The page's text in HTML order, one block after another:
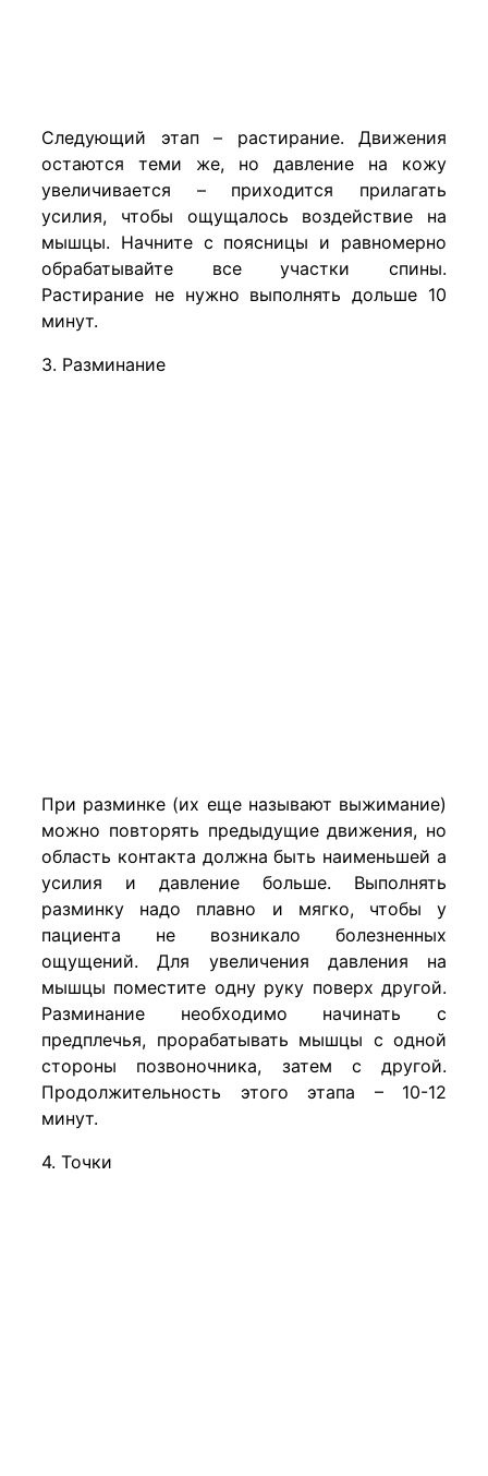
Следующий этап – растирание. Движения
остаются теми же, но давление на кожу
увеличивается – приходится прилагать
усилия, чтобы ощущалось воздействие на
мышцы. Начните с поясницы и равномерно
обрабатывайте все участки спины.
Растирание не нужно выполнять дольше 10
минут.
3. Разминание
При разминке (их еще называют выжимание)
можно повторять предыдущие движения, но
область контакта должна быть наименьшей а
усилия и давление больше. Выполнять
разминку надо плавно и мягко, чтобы у
пациента не возникало болезненных
ощущений. Для увеличения давления на
мышцы поместите одну руку поверх другой.
Разминание необходимо начинать с
предплечья, прорабатывать мышцы с одной
стороны позвоночника, затем с другой.
Продолжительность этого этапа – 10-12
минут.
4. Точки